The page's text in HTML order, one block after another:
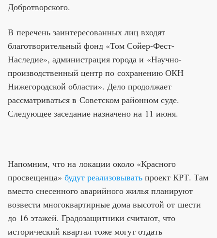
Добротворского.
В перечень заинтересованных лиц входят
благотворительный фонд «Том Сойер-Фест-
Наследие», администрация города и «Научно-
производственный центр по сохранению ОКН
Нижегородской области». Дело продолжает
рассматриваться в Советском районном суде.
Следующее заседание назначено на 11 июня.
Напомним, что на локации около «Красного
просвещенца» будут реализовывать проект КРТ. Там
вместо снесенного аварийного жилья планируют
возвести многоквартирные дома высотой от шести
до 16 этажей. Градозащитники считают, что
исторический квартал тоже могут отдать